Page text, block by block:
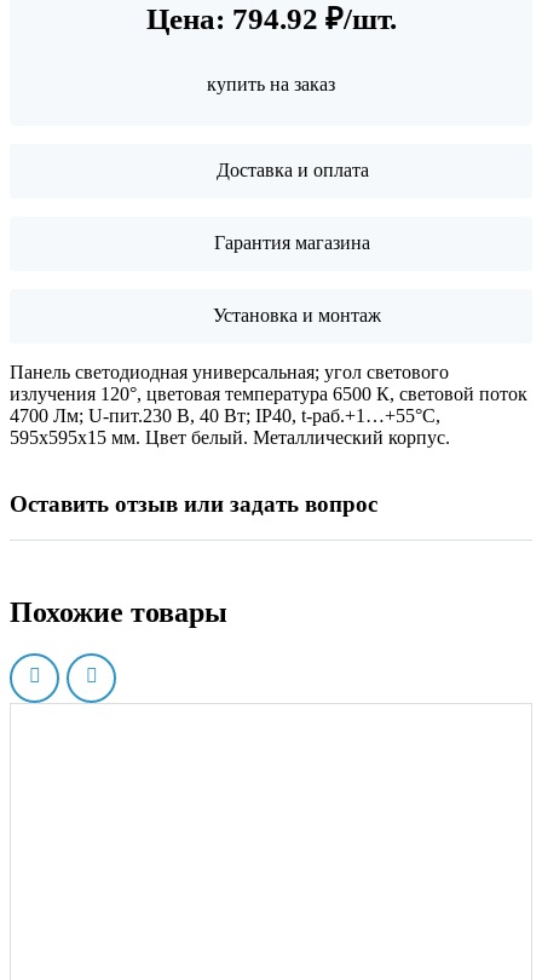
Цена: 794.92 ₽/шт.
купить на заказ
Доставка и оплата
Гарантия магазина
Установка и монтаж
Панель светодиодная универсальная; угол светового
излучения 120°, цветовая температура 6500 К, световой поток
4700 Лм; U-пит.230 В, 40 Вт; IP40, t-раб.+1…+55°C,
595х595х15 мм. Цвет белый. Металлический корпус.
Оставить отзыв или задать вопрос
Похожие товары